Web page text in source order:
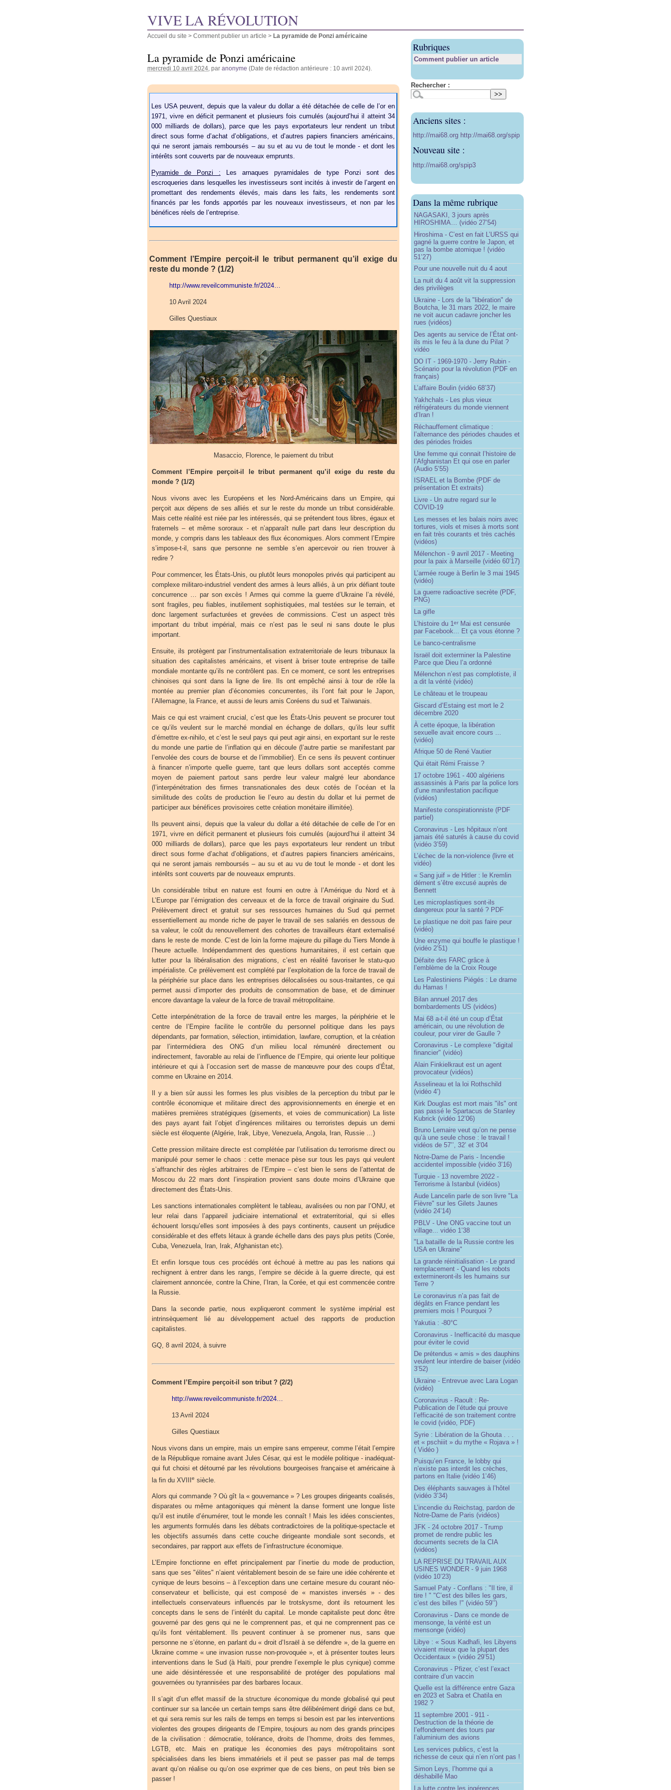
VIVE LA RÉVOLUTION
Accueil du site > Comment publier un article > La pyramide de Ponzi américaine
La pyramide de Ponzi américaine
mercredi 10 avril 2024 , par anonyme (Date de rédaction antérieure : 10 avril 2024).
Les USA peuvent, depuis que la valeur du dollar a été détachée de celle de l’or en
1971, vivre en déficit permanent et plusieurs fois cumulés (aujourd’hui il atteint 34
000 milliards de dollars), parce que les pays exportateurs leur rendent un tribut
direct sous forme d’achat d’obligations, et d’autres papiers financiers américains,
qui ne seront jamais remboursés – au su et au vu de tout le monde - et dont les
intérêts sont couverts par de nouveaux emprunts.
Pyramide de Ponzi : Les arnaques pyramidales de type Ponzi sont des
escroqueries dans lesquelles les investisseurs sont incités à investir de l’argent en
promettant des rendements élevés, mais dans les faits, les rendements sont
financés par les fonds apportés par les nouveaux investisseurs, et non par les
bénéfices réels de l’entreprise.
Comment l’Empire perçoit-il le tribut permanent qu’il exige du
reste du monde ? (1/2)
http://www.reveilcommuniste.fr/2024…
10 Avril 2024
Gilles Questiaux
Masaccio, Florence, le paiement du tribut
Comment l’Empire perçoit-il le tribut permanent qu’il exige du reste du
monde ? (1/2)
Nous vivons avec les Européens et les Nord-Américains dans un Empire, qui
perçoit aux dépens de ses alliés et sur le reste du monde un tribut considérable.
Mais cette réalité est niée par les intéressés, qui se prétendent tous libres, égaux et
fraternels – et même sororaux - et n’apparaît nulle part dans leur description du
monde, y compris dans les tableaux des flux économiques. Alors comment l’Empire
s’impose-t-il, sans que personne ne semble s’en apercevoir ou rien trouver à
redire ?
Pour commencer, les États-Unis, ou plutôt leurs monopoles privés qui participent au
complexe militaro-industriel vendent des armes à leurs alliés, à un prix défiant toute
concurrence … par son excès ! Armes qui comme la guerre d’Ukraine l’a révélé,
sont fragiles, peu fiables, inutilement sophistiquées, mal testées sur le terrain, et
donc largement surfacturées et grevées de commissions. C’est un aspect très
important du tribut impérial, mais ce n’est pas le seul ni sans doute le plus
important.
Ensuite, ils protègent par l’instrumentalisation extraterritoriale de leurs tribunaux la
situation des capitalistes américains, et visent à briser toute entreprise de taille
mondiale montante qu’ils ne contrôlent pas. En ce moment, ce sont les entreprises
chinoises qui sont dans la ligne de lire. Ils ont empêché ainsi à tour de rôle la
montée au premier plan d’économies concurrentes, ils l’ont fait pour le Japon,
l’Allemagne, la France, et aussi de leurs amis Coréens du sud et Taïwanais.
Mais ce qui est vraiment crucial, c’est que les États-Unis peuvent se procurer tout
ce qu’ils veulent sur le marché mondial en échange de dollars, qu’ils leur suffit
d’émettre ex-nihilo, et c’est le seul pays qui peut agir ainsi, en exportant sur le reste
du monde une partie de l’inflation qui en découle (l’autre partie se manifestant par
l’envolée des cours de bourse et de l’immobilier). En ce sens ils peuvent continuer
à financer n’importe quelle guerre, tant que leurs dollars sont acceptés comme
moyen de paiement partout sans perdre leur valeur malgré leur abondance
(l’interpénétration des firmes transnationales des deux cotés de l’océan et la
similitude des coûts de production lie l’euro au destin du dollar et lui permet de
participer aux bénéfices provisoires cette création monétaire illimitée).
Ils peuvent ainsi, depuis que la valeur du dollar a été détachée de celle de l’or en
1971, vivre en déficit permanent et plusieurs fois cumulés (aujourd’hui il atteint 34
000 milliards de dollars), parce que les pays exportateurs leur rendent un tribut
direct sous forme d’achat d’obligations, et d’autres papiers financiers américains,
qui ne seront jamais remboursés – au su et au vu de tout le monde - et dont les
intérêts sont couverts par de nouveaux emprunts.
Un considérable tribut en nature est fourni en outre à l’Amérique du Nord et à
L’Europe par l’émigration des cerveaux et de la force de travail originaire du Sud.
Prélèvement direct et gratuit sur ses ressources humaines du Sud qui permet
essentiellement au monde riche de payer le travail de ses salariés en dessous de
sa valeur, le coût du renouvellement des cohortes de travailleurs étant externalisé
dans le reste de monde. C’est de loin la forme majeure du pillage du Tiers Monde à
l’heure actuelle. Indépendamment des questions humanitaires, il est certain que
lutter pour la libéralisation des migrations, c’est en réalité favoriser le statu-quo
impérialiste. Ce prélèvement est complété par l’exploitation de la force de travail de
la périphérie sur place dans les entreprises délocalisées ou sous-traitantes, ce qui
permet aussi d’importer des produits de consommation de base, et de diminuer
encore davantage la valeur de la force de travail métropolitaine.
Cette interpénétration de la force de travail entre les marges, la périphérie et le
centre de l’Empire facilite le contrôle du personnel politique dans les pays
dépendants, par formation, sélection, intimidation, lawfare, corruption, et la création
par l’intermédiera des ONG d’un milieu local rémunéré directement ou
indirectement, favorable au relai de l’influence de l’Empire, qui oriente leur politique
intérieure et qui à l’occasion sert de masse de manœuvre pour des coups d’État,
comme en Ukraine en 2014.
Il y a bien sûr aussi les formes les plus visibles de la perception du tribut par le
contrôle économique et militaire direct des approvisionnements en énergie et en
matières premières stratégiques (gisements, et voies de communication) La liste
des pays ayant fait l’objet d’ingérences militaires ou terroristes depuis un demi
siècle est éloquente (Algérie, Irak, Libye, Venezuela, Angola, Iran, Russie …)
Cette pression militaire directe est complétée par l’utilisation du terrorisme direct ou
manipulé pour semer le chaos : cette menace pèse sur tous les pays qui veulent
s’affranchir des règles arbitraires de l’Empire – c’est bien le sens de l’attentat de
Moscou du 22 mars dont l’inspiration provient sans doute moins d’Ukraine que
directement des États-Unis.
Les sanctions internationales complètent le tableau, avalisées ou non par l’ONU, et
leur relai dans l’appareil judiciaire international et extraterritorial, qui si elles
échouent lorsqu’elles sont imposées à des pays continents, causent un préjudice
considérable et des effets létaux à grande échelle dans des pays plus petits (Corée,
Cuba, Venezuela, Iran, Irak, Afghanistan etc).
Et enfin lorsque tous ces procédés ont échoué à mettre au pas les nations qui
rechignent à entrer dans les rangs, l’empire se décide à la guerre directe, qui est
clairement annoncée, contre la Chine, l’Iran, la Corée, et qui est commencée contre
la Russie.
Dans la seconde partie, nous expliqueront comment le système impérial est
intrinsèquement lié au développement actuel des rapports de production
capitalistes.
GQ, 8 avril 2024, à suivre
Comment l’Empire perçoit-il son tribut ? (2/2)
http://www.reveilcommuniste.fr/2024…
13 Avril 2024
Gilles Questiaux
Nous vivons dans un empire, mais un empire sans empereur, comme l’était l’empire
de la République romaine avant Jules César, qui est le modèle politique - inadéquat-
qui fut choisi et détourné par les révolutions bourgeoises française et américaine à
la fin du XVIIIe siècle.
Alors qui commande ? Où gît la « gouvernance » ? Les groupes dirigeants coalisés,
disparates ou même antagoniques qui mènent la danse forment une longue liste
qu’il est inutile d’énumérer, tout le monde les connaît ! Mais les idées conscientes,
les arguments formulés dans les débats contradictoires de la politique-spectacle et
les objectifs assumés dans cette couche dirigeante mondiale sont seconds, et
secondaires, par rapport aux effets de l’infrastructure économique.
L’Empire fonctionne en effet principalement par l’inertie du mode de production,
sans que ses "élites" n’aient véritablement besoin de se faire une idée cohérente et
cynique de leurs besoins – à l’exception dans une certaine mesure du courant néo-
conservateur et belliciste, qui est composé de « marxistes inversés » - des
intellectuels conservateurs influencés par le trotskysme, dont ils retournent les
concepts dans le sens de l’intérêt du capital. Le monde capitaliste peut donc être
gouverné par des gens qui ne le comprennent pas, et qui ne comprennent pas ce
qu’ils font véritablement. Ils peuvent continuer à se promener nus, sans que
personne ne s’étonne, en parlant du « droit d’Israël à se défendre », de la guerre en
Ukraine comme « une invasion russe non-provoquée », et à présenter toutes leurs
interventions dans le Sud (à Haïti, pour prendre l’exemple le plus cynique) comme
une aide désintéressée et une responsabilité de protéger des populations mal
gouvernées ou tyrannisées par des barbares locaux.
Il s’agit d’un effet massif de la structure économique du monde globalisé qui peut
continuer sur sa lancée un certain temps sans être délibérément dirigé dans ce but,
et qui sera remis sur les rails de temps en temps si besoin est par les interventions
violentes des groupes dirigeants de l’Empire, toujours au nom des grands principes
de la civilisation : démocratie, tolérance, droits de l’homme, droits des femmes,
LGTB, etc. Mais en pratique les économies des pays métropolitains sont
spécialisées dans les biens immatériels et il peut se passer pas mal de temps
avant qu’on réalise ou qu’on ose exprimer que de ces biens, on peut très bien se
passer !
Rubriques
Comment publier un article
Rechercher :
Anciens sites :
http://mai68.org http://mai68.org/spip
Nouveau site :
http://mai68.org/spip3
Dans la même rubrique
NAGASAKI, 3 jours après
HIROSHIMA… (vidéo 27’54)
Hiroshima - C’est en fait L’URSS qui
gagné la guerre contre le Japon, et
pas la bombe atomique ! (vidéo
51’27)
Pour une nouvelle nuit du 4 aout
La nuit du 4 août vit la suppression
des privilèges
Ukraine - Lors de la "libération" de
Boutcha, le 31 mars 2022, le maire
ne voit aucun cadavre joncher les
rues (vidéos)
Des agents au service de l’État ont-
ils mis le feu à la dune du Pilat ?
vidéo
DO IT - 1969-1970 - Jerry Rubin -
Scénario pour la révolution (PDF en
français)
L’affaire Boulin (vidéo 68’37)
Yakhchals - Les plus vieux
réfrigérateurs du monde viennent
d’Iran !
Réchauffement climatique :
l’alternance des périodes chaudes et
des périodes froides
Une femme qui connait l’histoire de
l’Afghanistan Et qui ose en parler
(Audio 5’55)
ISRAEL et la Bombe (PDF de
présentation Et extraits)
Livre - Un autre regard sur le
COVID-19
Les messes et les balais noirs avec
tortures, viols et mises à morts sont
en fait très courants et très cachés
(vidéos)
Mélenchon - 9 avril 2017 - Meeting
pour la paix à Marseille (vidéo 60’17)
L’armée rouge à Berlin le 3 mai 1945
(vidéo)
La guerre radioactive secrète (PDF,
PNG)
La gifle
L’histoire du 1er Mai est censurée
par Facebook... Et ça vous étonne ?
Le banco-centralisme
Israël doit exterminer la Palestine
Parce que Dieu l’a ordonné
Mélenchon n’est pas complotiste, il
a dit la vérité (vidéo)
Le château et le troupeau
Giscard d’Estaing est mort le 2
décembre 2020
À cette époque, la libération
sexuelle avait encore cours ...
(vidéo)
Afrique 50 de René Vautier
Qui était Rémi Fraisse ?
17 octobre 1961 - 400 algériens
assassinés à Paris par la police lors
d’une manifestation pacifique
(vidéos)
Manifeste conspirationniste (PDF
partiel)
Coronavirus - Les hôpitaux n’ont
jamais été saturés à cause du covid
(vidéo 3’59)
L’échec de la non-violence (livre et
vidéo)
« Sang juif » de Hitler : le Kremlin
dément s’être excusé auprès de
Bennett
Les microplastiques sont-ils
dangereux pour la santé ? PDF
Le plastique ne doit pas faire peur
(vidéo)
Une enzyme qui bouffe le plastique !
(vidéo 2’51)
Défaite des FARC grâce à
l’emblème de la Croix Rouge
Les Palestiniens Piégés : Le drame
du Hamas !
Bilan annuel 2017 des
bombardements US (vidéos)
Mai 68 a-t-il été un coup d’État
américain, ou une révolution de
couleur, pour virer de Gaulle ?
Coronavirus - Le complexe "digital
financier" (vidéo)
Alain Finkielkraut est un agent
provocateur (vidéos)
Asselineau et la loi Rothschild
(vidéo 4’)
Kirk Douglas est mort mais "ils" ont
pas passé le Spartacus de Stanley
Kubrick (vidéo 12’06)
Bruno Lemaire veut qu’on ne pense
qu’à une seule chose : le travail !
vidéos de 57’’, 32’ et 3’04
Notre-Dame de Paris - Incendie
accidentel impossible (vidéo 3’16)
Turquie - 13 novembre 2022 -
Terrorisme à Istanbul (vidéos)
Aude Lancelin parle de son livre "La
Fièvre" sur les Gilets Jaunes
(vidéo 24’14)
PBLV - Une ONG vaccine tout un
village... vidéo 1’38
"La bataille de la Russie contre les
USA en Ukraine"
La grande réinitialisation - Le grand
remplacement - Quand les robots
extermineront-ils les humains sur
Terre ?
Le coronavirus n’a pas fait de
dégâts en France pendant les
premiers mois ! Pourquoi ?
Yakutia : -80°C
Coronavirus - Inefficacité du masque
pour éviter le covid
De prétendus « amis » des dauphins
veulent leur interdire de baiser (vidéo
3’52)
Ukraine - Entrevue avec Lara Logan
(vidéo)
Coronavirus - Raoult : Re-
Publication de l’étude qui prouve
l’efficacité de son traitement contre
le covid (vidéo, PDF)
Syrie : Libération de la Ghouta . . .
et « pschiiit » du mythe « Rojava » !
( Vidéo )
Puisqu’en France, le lobby qui
n’existe pas interdit les crèches,
partons en Italie (vidéo 1’46)
Des éléphants sauvages à l’hôtel
(vidéo 3’34)
L’incendie du Reichstag, pardon de
Notre-Dame de Paris (vidéos)
JFK - 24 octobre 2017 - Trump
promet de rendre public les
documents secrets de la CIA
(vidéos)
LA REPRISE DU TRAVAIL AUX
USINES WONDER - 9 juin 1968
(vidéo 10’23)
Samuel Paty - Conflans : "Il tire, il
tire ! " "C’est des billes les gars,
c’est des billes !" (vidéo 59’’)
Coronavirus - Dans ce monde de
mensonge, la vérité est un
mensonge (vidéo)
Libye : « Sous Kadhafi, les Libyens
vivaient mieux que la plupart des
Occidentaux » (vidéo 29’51)
Coronavirus - Pfizer, c’est l’exact
contraire d’un vaccin
Quelle est la différence entre Gaza
en 2023 et Sabra et Chatila en
1982 ?
11 septembre 2001 - 911 -
Destruction de la théorie de
l’effondrement des tours par
l’aluminium des avions
Les services publics, c’est la
richesse de ceux qui n’en n’ont pas !
Simon Leys, l’homme qui a
déshabillé Mao
La lutte contre les ingérences